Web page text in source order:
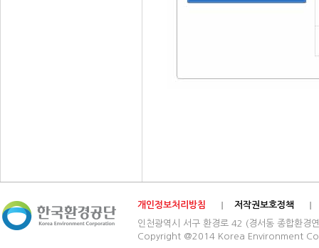
개인정보처리방침
저작권보호정책
인천광역시 서구 환경로 42 (경서동 종합
Copyright @2014 Korea Environment